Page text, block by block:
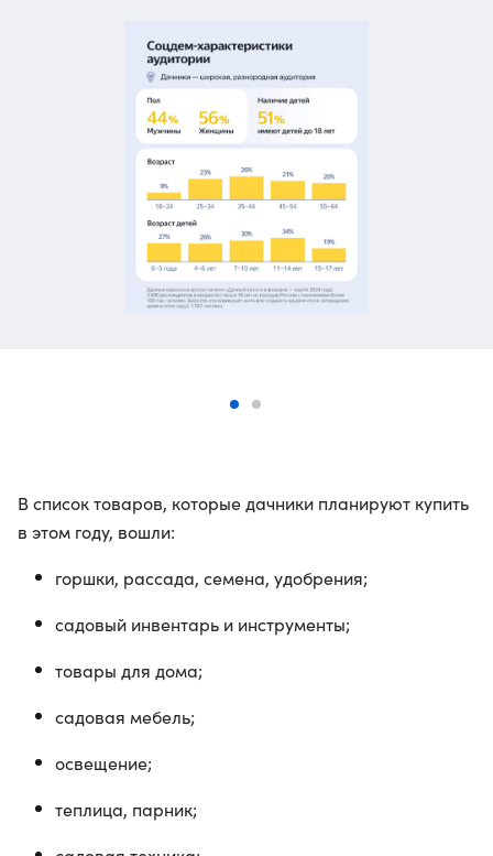
В список товаров, которые дачники планируют купить
в этом году, вошли:
горшки, рассада, семена, удобрения;
садовый инвентарь и инструменты;
товары для дома;
садовая мебель;
освещение;
теплица, парник;